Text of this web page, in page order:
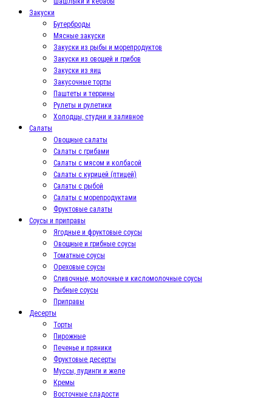
Закуски
Бутерброды
Мясные закуски
Закуски из рыбы и морепродуктов
Закуски из овощей и грибов
Закуски из яиц
Закусочные торты
Паштеты и террины
Рулеты и рулетики
Холодцы, студни и заливное
Салаты
Овощные салаты
Салаты с грибами
Салаты с мясом и колбасой
Салаты с курицей (птицей)
Салаты с рыбой
Салаты с морепродуктами
Фруктовые салаты
Соусы и приправы
Ягодные и фруктовые соусы
Овощные и грибные соусы
Томатные соусы
Ореховые соусы
Сливочные, молочные и кисломолочные соусы
Рыбные соусы
Приправы
Десерты
Торты
Пирожные
Печенье и пряники
Фруктовые десерты
Муссы, пудинги и желе
Кремы
Восточные сладости